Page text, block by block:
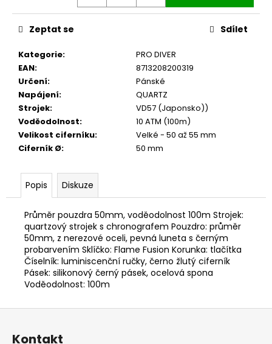
Kategorie:
PRO DIVER
EAN:
8713208200319
Určení:
Pánské
Napájení:
QUARTZ
Strojek:
VD57 (Japonsko))
Voděodolnost:
10 ATM (100m)
Velikost ciferníku:
Velké - 50 až 55 mm
Ciferník Ø: 50 mm
Zeptat se Sdílet
Popis Diskuze
Průměr pouzdra 50mm, voděodolnost 100m Strojek:
quartzový strojek s chronografem Pouzdro: průměr
50mm, z nerezové oceli, pevná luneta s černým
probarvením Sklíčko: Flame Fusion Korunka: tlačítka
Číselník: luminiscenční ručky, černo žlutý ciferník
Pásek: silikonový černý pásek, ocelová spona
Voděodolnost: 100m
Z
Kontakt